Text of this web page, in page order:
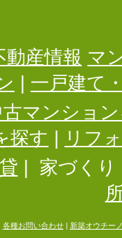
動産情報 マ
一戸建て
古マンショ
探す
リフ
家づくり
各種お問い合わせ| 新築オウチー